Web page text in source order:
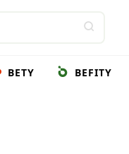
BETY BEFITY